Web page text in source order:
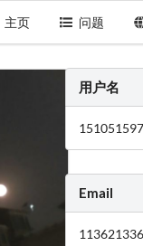
主页 问题
用户名
Email